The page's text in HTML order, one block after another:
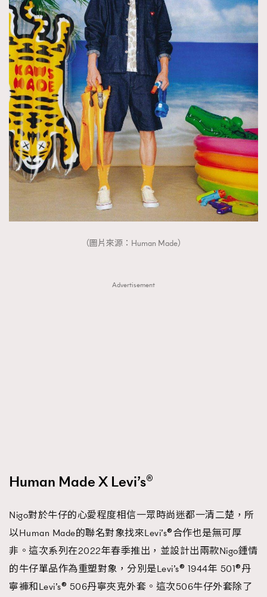
（圖片來源：Human Made）
Advertisement
Human Made X Levi’s®
Nigo對於牛仔的心愛程度相信一眾時尚迷都一清二楚，所
以Human Made的聯名對象找來Levi’s®合作也是無可厚
非。這次系列在2022年春季推出，並設計出兩款Nigo鍾情
的牛仔單品作為重塑對象，分別是Levi’s® 1944年 501®丹
寧褲和Levi’s® 506丹寧夾克外套。這次506牛仔外套除了